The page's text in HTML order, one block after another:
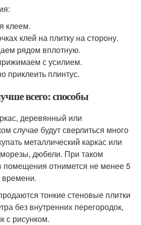
клеем.
клей на плитку на сторону.
рядом вплотную.
с усилием.
приклеить плинтус.
всего: способы
деревянный или
случае будут сверлиться много
металлический каркас или
дюбели. При таком
помещения отнимется не менее 5
времени.
тонкие стеновые плитки
без внутренних перегородок,
с рисунком.